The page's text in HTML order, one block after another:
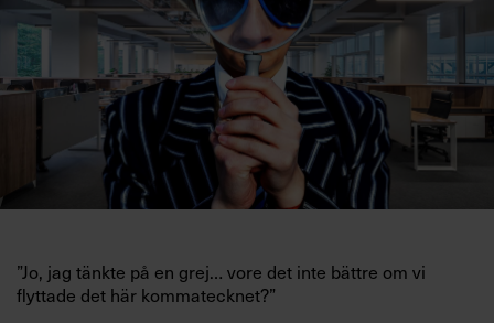
Logga in
Prenumerera
”Jo, jag tänkte på en grej… vore det inte bättre om vi
flyttade det här kommatecknet?”